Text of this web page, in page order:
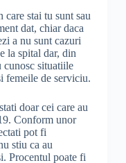
stai tu sunt sau
dat, chiar daca
a nu sunt cazuri
la spital dar, din
cunosc situatiile
femeile de serviciu.
doar cei care au
Conform unor
pot fi
stiu ca au
Procentul poate fi